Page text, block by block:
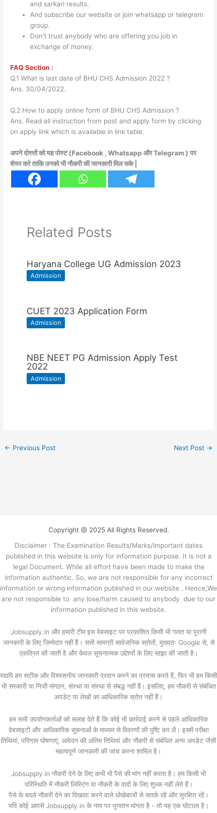
and sarkari results.
And subscribe our website or join whatsapp or telegram
group.
Don’t trust anybody who are offering you job in
exchange of money.
FAQ Section :
Q.1 What is last date of BHU CHS Admission 2022 ?
Ans. 30/04/2022.
Q.2 How to apply online form of BHU CHS Admission ?
Ans. Read all instruction from post and apply form by clicking
on apply link which is available in link table.
अपने दोस्तों को यह पोस्ट (Facebook , Whatsapp और Telegram ) पर
शेयर करे ताकि उनको भी नौकरी की जानकारी मिल सके |
Related Posts
Haryana College UG Admission 2023
Admission
CUET 2023 Application Form
Admission
NBE NEET PG Admission Apply Test
2022
Admission
← Previous Post Next Post →
Copyright @ 2025 All Rights Reserved.
Disclaimer : The Examination Results/Marks/important dates
published in this website is only for information purpose. It is not a
legal Document. While all effort have been made to make the
information authentic. So, we are not responsible for any incorrect
information or wrong information published in our website . Hence,We
are not responsible to any lose/harm caused to anybody due to our
information published in this website.
Jobsupply.in और हमारी टीम इस वेबसाइट पर प्रकाशित किसी भी गलत या पुरानी
जानकारी के लिए ज़िम्मेदार नहीं हैं। सभी सामग्री सार्वजनिक स्रोतों, मुख्यतः Google से, से
एकत्रित की जाती है और केवल सूचनात्मक उद्देश्यों के लिए साझा की जाती है।
यद्यपि हम सटीक और विश्वसनीय जानकारी प्रदान करने का प्रयास करते हैं, फिर भी हम किसी
भी सरकारी या निजी संगठन, संस्था या संस्था से संबद्ध नहीं हैं। इसलिए, हम नौकरी से संबंधित
अपडेट या लेखों का आधिकारिक स्रोत नहीं हैं।
हम सभी उपयोगकर्ताओं को सलाह देते हैं कि कोई भी कार्रवाई करने से पहले आधिकारिक
वेबसाइटों और आधिकारिक सूचनाओं के माध्यम से विवरणों की पुष्टि कर लें। इसमें परीक्षा
तिथियां, परिणाम घोषणाएं, आवेदन की अंतिम तिथियां और नौकरी से संबंधित अन्य अपडेट जैसी
महत्वपूर्ण जानकारी की जांच करना शामिल है।
Jobsupply.in नौकरी देने के लिए कभी भी पैसे की मांग नहीं करता है। हम किसी भी
परिस्थिति में नौकरी लिस्टिंग या नौकरी के वादों के लिए शुल्क नहीं लेते हैं।
पैसे के बदले नौकरी देने का दिखावा करने वाले धोखेबाजों से सतर्क रहें और सुरक्षित रहें।
यदि कोई आपसे Jobsupply.in के नाम पर भुगतान मांगता है - तो यह एक घोटाला है।